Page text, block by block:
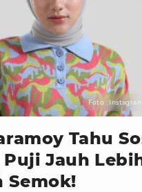
Foto :
Tahu
Puji Jauh
Semok!